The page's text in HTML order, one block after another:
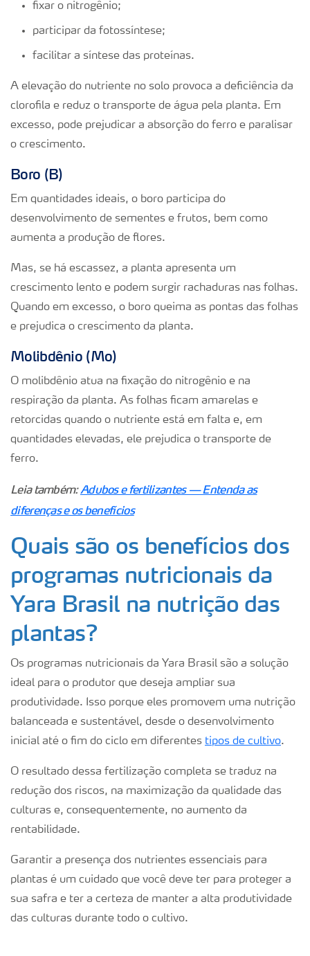
fixar o nitrogênio;
participar da fotossíntese;
facilitar a síntese das proteínas.
A elevação do nutriente no solo provoca a deficiência da
clorofila e reduz o transporte de água pela planta. Em
excesso, pode prejudicar a absorção do ferro e paralisar
o crescimento.
Boro (B)
Em quantidades ideais, o boro participa do
desenvolvimento de sementes e frutos, bem como
aumenta a produção de flores.
Mas, se há escassez, a planta apresenta um
crescimento lento e podem surgir rachaduras nas folhas.
Quando em excesso, o boro queima as pontas das folhas
e prejudica o crescimento da planta.
Molibdênio (Mo)
O molibdênio atua na fixação do nitrogênio e na
respiração da planta. As folhas ficam amarelas e
retorcidas quando o nutriente está em falta e, em
quantidades elevadas, ele prejudica o transporte de
ferro.
Leia também:Adubos e fertilizantes — Entenda as
diferenças e os benefícios
Quais são os benefícios dos
programas nutricionais da
Yara Brasil na nutrição das
plantas?
Os programas nutricionais da Yara Brasil são a solução
ideal para o produtor que deseja ampliar sua
produtividade. Isso porque eles promovem uma nutrição
balanceada e sustentável, desde o desenvolvimento
inicial até o fim do ciclo em diferentes tipos de cultivo.
O resultado dessa fertilização completa se traduz na
redução dos riscos, na maximização da qualidade das
culturas e, consequentemente, no aumento da
rentabilidade.
Garantir a presença dos nutrientes essenciais para
plantas é um cuidado que você deve ter para proteger a
sua safra e ter a certeza de manter a alta produtividade
das culturas durante todo o cultivo.